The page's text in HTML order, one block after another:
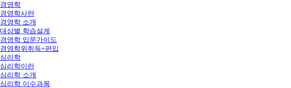
경영학
경영학사란
경영학 소개
대상별 학습설계
경영학 입문가이드
경영학위취득+편입
심리학
심리학이란
심리학 소개
심리학 이수과목